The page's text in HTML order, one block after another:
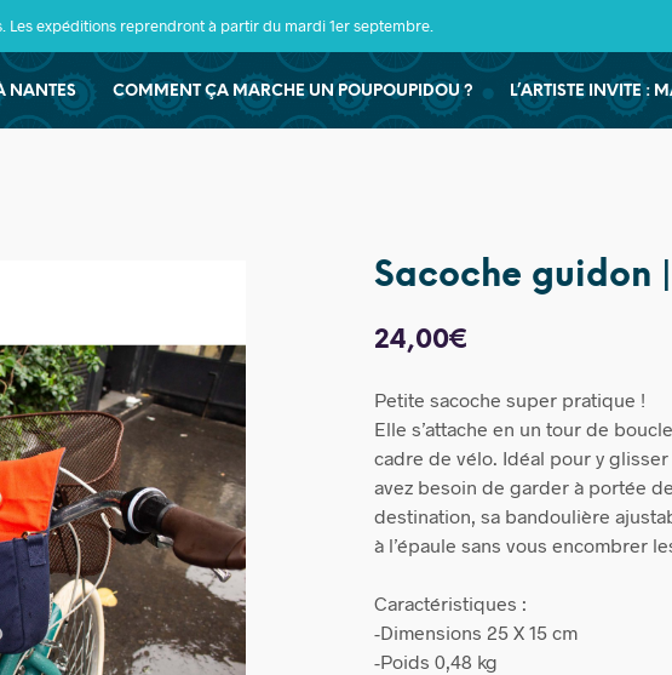
Les expéditions reprendront à partir du mardi 1er septembre.
NANTES COMMENT ÇA MARCHE UN POUPOUPIDOU ? L’ARTISTE INVITE :
Sacoche guidon
24,00€
Petite sacoche super pratique !
Elle s’attache en un tour de
cadre de vélo. Idéal pour y
avez besoin de garder à portée
destination, sa bandoulière
à l’épaule sans vous encombrer
Caractéristiques :
-Dimensions 25 X 15 cm
-Poids 0,48 kg